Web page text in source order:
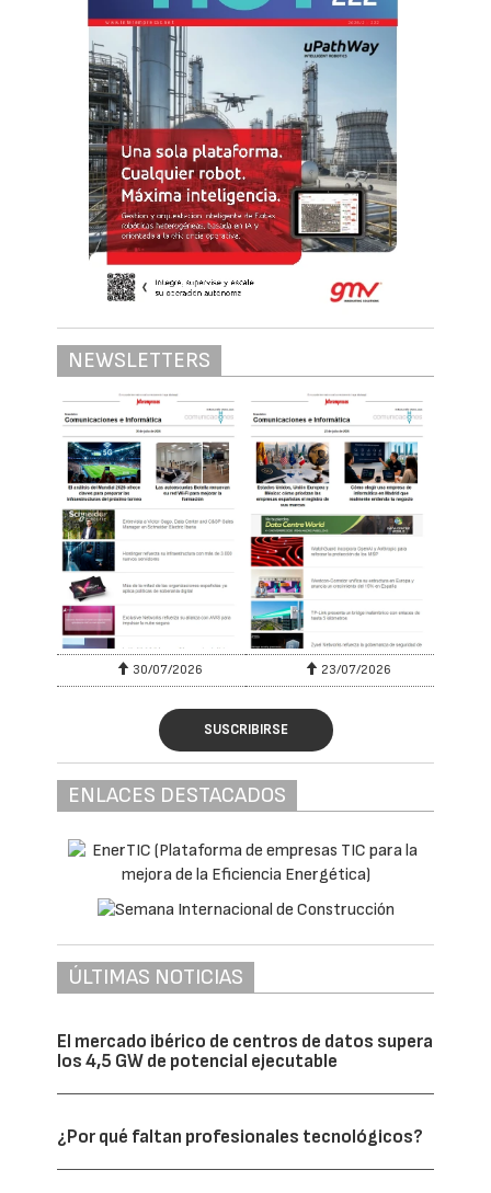
NEWSLETTERS
30/07/2026 23/07/2026
SUSCRIBIRSE
ENLACES DESTACADOS
ÚLTIMAS NOTICIAS
El mercado ibérico de centros de datos supera
los 4,5 GW de potencial ejecutable
¿Por qué faltan profesionales tecnológicos?